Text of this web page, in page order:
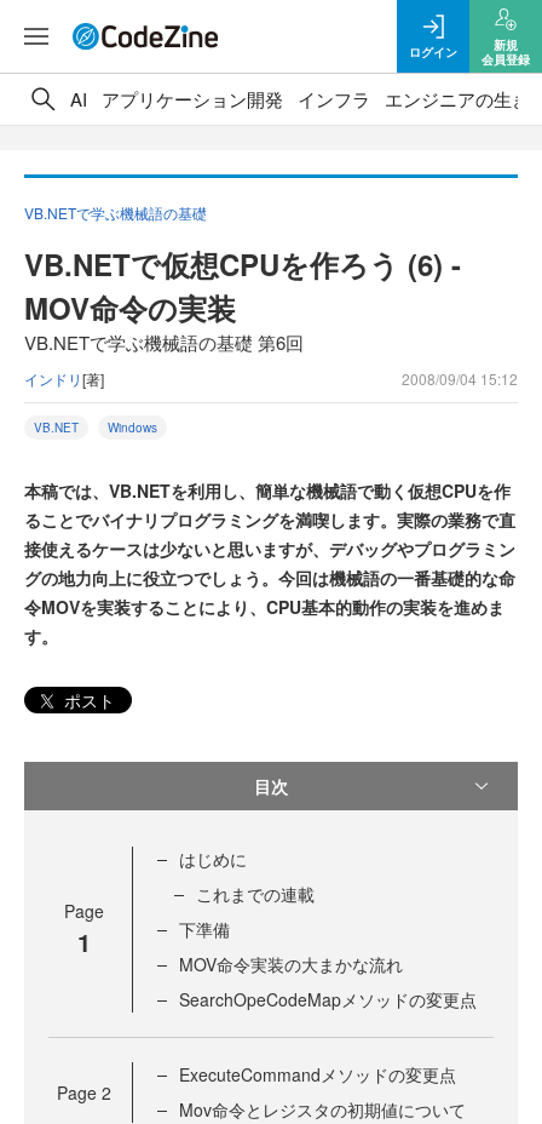
ログイン
新規
会員登録
AI アプリケーション開発 インフラ エンジニアの生き
VB.NETで学ぶ機械語の基礎
VB.NETで仮想CPUを作ろう (6) -
MOV命令の実装
VB.NETで学ぶ機械語の基礎 第6回
インドリ[著] 2008/09/04 15:12
VB.NET Windows
本稿では、VB.NETを利用し、簡単な機械語で動く仮想CPUを作
ることでバイナリプログラミングを満喫します。実際の業務で直
接使えるケースは少ないと思いますが、デバッグやプログラミン
グの地力向上に役立つでしょう。今回は機械語の一番基礎的な命
令MOVを実装することにより、CPU基本的動作の実装を進めま
す。
ポスト
目次
Page
1
はじめに
これまでの連載
下準備
MOV命令実装の大まかな流れ
SearchOpeCodeMapメソッドの変更点
Page 2
ExecuteCommandメソッドの変更点
Mov命令とレジスタの初期値について